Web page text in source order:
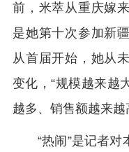
前，米萃从重庆嫁
是她第十次参加新
从首届开始，她从
变化，“规模越来越
越多、销售额越来越
“热闹”是记者